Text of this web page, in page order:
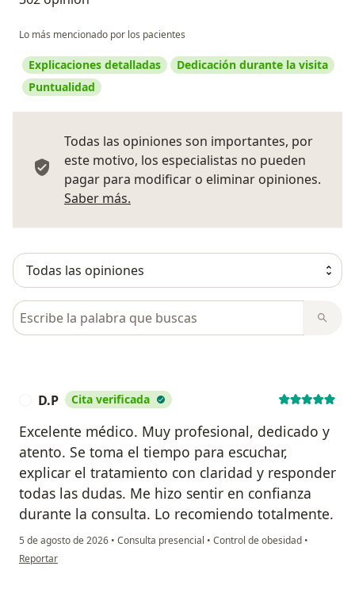
Lo más mencionado por los pacientes
Explicaciones detalladas
Dedicación durante la visita
Puntualidad
Todas las opiniones son importantes, por
este motivo, los especialistas no pueden
pagar para modificar o eliminar opiniones.
Saber más.
Busca en opiniones
D.P Cita verificada
Excelente médico. Muy profesional, dedicado y
atento. Se toma el tiempo para escuchar,
explicar el tratamiento con claridad y responder
todas las dudas. Me hizo sentir en confianza
durante la consulta. Lo recomiendo totalmente.
5 de agosto de 2026 • Consulta presencial • Control de obesidad •
en opinión del usuario D.P
Reportar